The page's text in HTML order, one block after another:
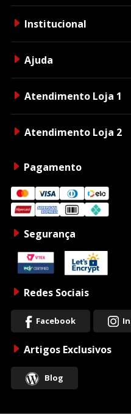
Institucional
Ajuda
Atendimento Loja 1
Atendimento Loja 2
Pagamento
Segurança
Redes Sociais
Facebook
Artigos Exclusivos
Blog